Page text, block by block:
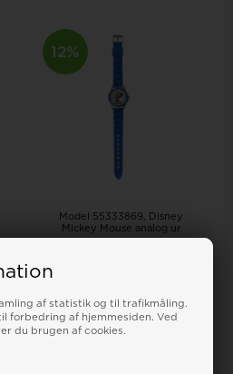
af statistik og til trafikmåling.
forbedring af hjemmesiden. Ved
du brugen af cookies.
12%
Model 55333869
Disney
Mickey Mouse analog ur
Fjernlager - 3-5
hverdage